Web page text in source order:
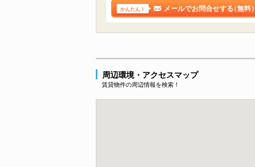
かんたん！ メールでお問合せする（無料）
周辺環境・アクセスマップ
賃貸物件の周辺情報を検索！